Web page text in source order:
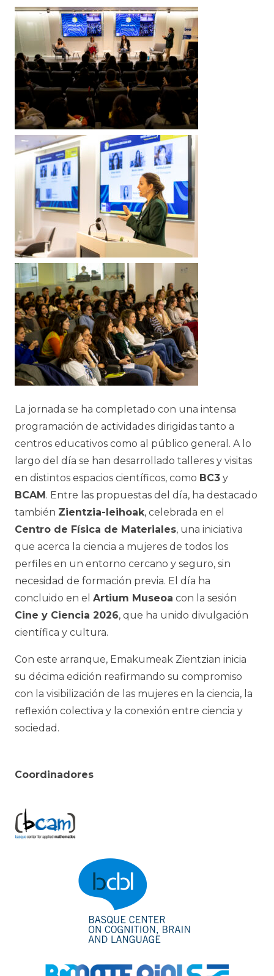
La jornada se ha completado con una intensa
programación de actividades dirigidas tanto a
centros educativos como al público general. A lo
largo del día se han desarrollado talleres y visitas
en distintos espacios científicos, como BC3 y
BCAM. Entre las propuestas del día, ha destacado
también Zientzia-leihoak, celebrada en el
Centro de Física de Materiales, una iniciativa
que acerca la ciencia a mujeres de todos los
perfiles en un entorno cercano y seguro, sin
necesidad de formación previa. El día ha
concluido en el Artium Museoa con la sesión
Cine y Ciencia 2026, que ha unido divulgación
científica y cultura.
Con este arranque, Emakumeak Zientzian inicia
su décima edición reafirmando su compromiso
con la visibilización de las mujeres en la ciencia, la
reflexión colectiva y la conexión entre ciencia y
sociedad.
Coordinadores